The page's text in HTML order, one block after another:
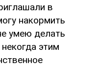
в
накормить
умею делать
этим